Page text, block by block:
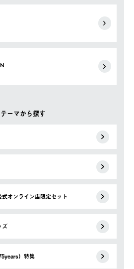
テーマから探す
オンライン店限定セット
ズ
）特集